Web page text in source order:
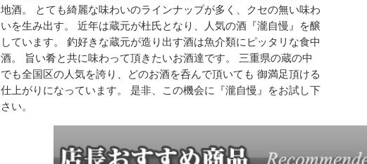
地酒。 とても綺麗な味わいのラインナップが多く、クセの無い味わ
いを生み出す。 近年は蔵元が杜氏となり、人気の酒『瀧自慢』を醸
しています。 釣好きな蔵元が造り出す酒は魚介類にピッタリな食中
酒。 旨い肴と共に味わって頂きたいお酒達です。 三重県の蔵の中
でも全国区の人気を誇り、どのお酒を呑んで頂いても 御満足頂ける
仕上がりになっています。 是非、この機会に『瀧自慢』をお試し下
さい。